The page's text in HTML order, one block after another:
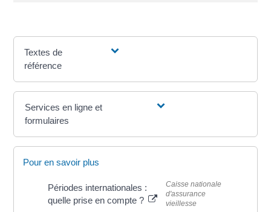
Textes de
référence
Services en ligne et
formulaires
Pour en savoir plus
Périodes internationales :
quelle prise en compte ?
Caisse nationale
d'assurance
vieillesse